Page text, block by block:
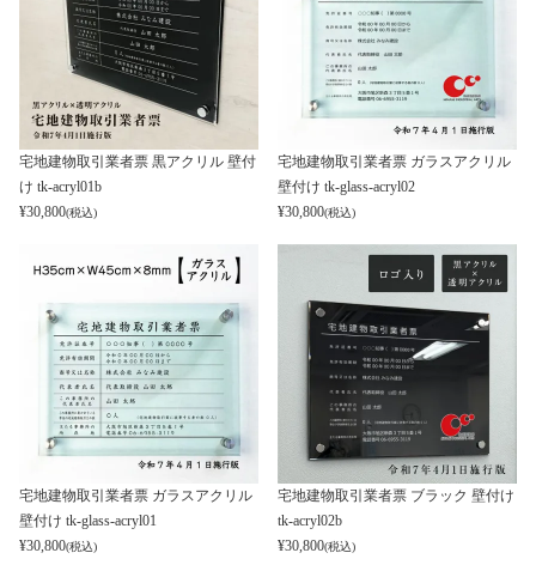
宅地建物取引業者票 黒アクリル 壁付
け tk-acryl01b
¥30,800(税込)
宅地建物取引業者票 ガラスアクリル
壁付け tk-glass-acryl02
¥30,800(税込)
宅地建物取引業者票 ガラスアクリル
壁付け tk-glass-acryl01
¥30,800(税込)
宅地建物取引業者票 ブラック 壁付け
tk-acryl02b
¥30,800(税込)